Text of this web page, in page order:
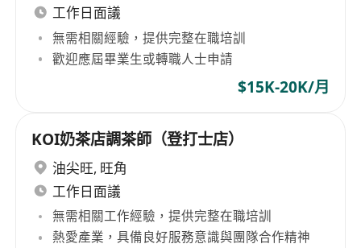
工作日面議
無需相關經驗，提供完整在職培訓
歡迎應屆畢業生或轉職人士申請
$15K-20K/月
KOI奶茶店調茶師（登打士店）
油尖旺, 旺角
工作日面議
無需相關工作經驗，提供完整在職培訓
熱愛產業，具備良好服務意識與團隊合作精神